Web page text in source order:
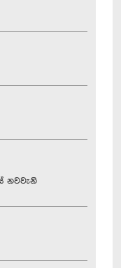
නවවැනි